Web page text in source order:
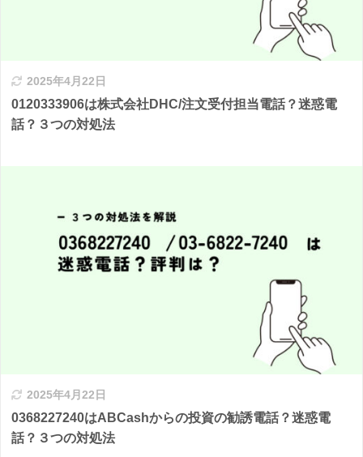
2025年4月22日
0120333906は株式会社DHC/注文受付担当電話？迷惑電
話？３つの対処法
2025年4月22日
0368227240はABCashからの投資の勧誘電話？迷惑電
話？３つの対処法